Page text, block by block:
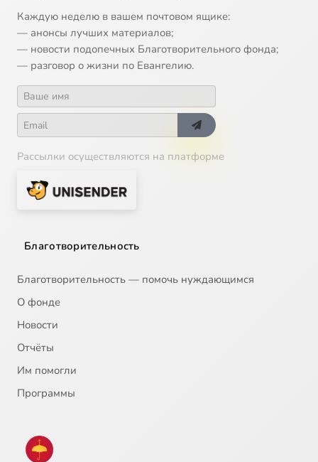
Каждую неделю в вашем почтовом ящике:
— анонсы лучших материалов;
— новости подопечных Благотворительного фонда;
— разговор о жизни по Евангелию.
Рассылки осуществляются на платформе
Благотворительность
Благотворительность — помочь нуждающимся
О фонде
Новости
Отчёты
Им помогли
Программы